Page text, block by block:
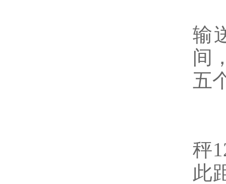
输
间
五
秤
此